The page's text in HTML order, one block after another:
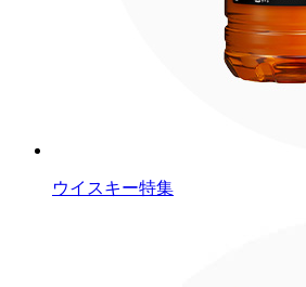
ウイスキー特集